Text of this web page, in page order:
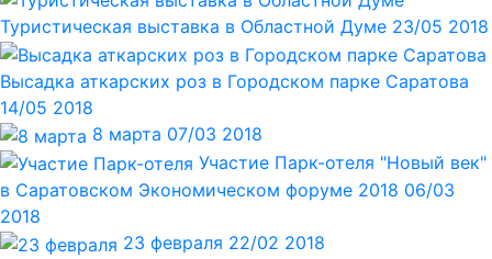
Туристическая выставка в Областной Думе 23/05 2018
Высадка аткарских роз в Городском парке Саратова
14/05 2018
8 марта 07/03 2018
Участие Парк-отеля "Новый век"
в Саратовском Экономическом форуме 2018 06/03
2018
23 февраля 22/02 2018